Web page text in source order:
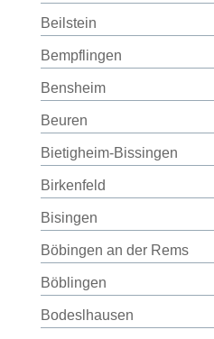
Beilstein
Bempflingen
Bensheim
Beuren
Bietigheim-Bissingen
Birkenfeld
Bisingen
Böbingen an der Rems
Böblingen
Bodeslhausen